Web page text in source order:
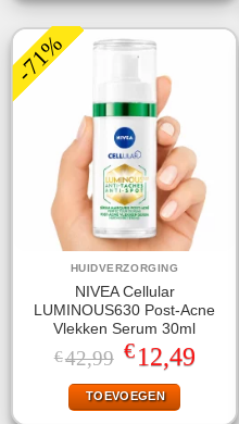
-71%
HUIDVERZORGING
NIVEA Cellular
LUMINOUS630 Post-Acne
Vlekken Serum 30ml
€42,99 Oorspronkelijke
prijs
was:
€42,99.
€12,49Huidige
prijs
TOEVOEGEN